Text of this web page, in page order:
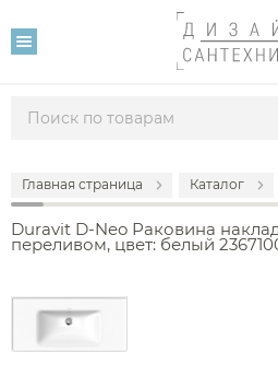
Главная страница Каталог
Duravit D-Neo Раковина
переливом, цвет: белый